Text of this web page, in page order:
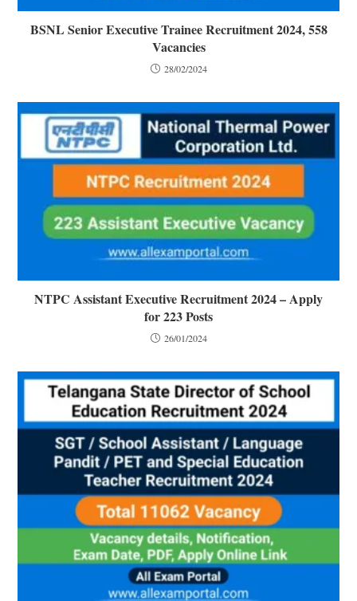
BSNL Senior Executive Trainee Recruitment 2024, 558
Vacancies
28/02/2024
NTPC Assistant Executive Recruitment 2024 – Apply
for 223 Posts
26/01/2024